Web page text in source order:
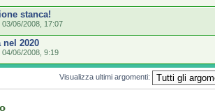
stanca!
03/06/2008, 17:07
nel 2020
04/06/2008, 9:19
Visualizza ultimi argomenti: